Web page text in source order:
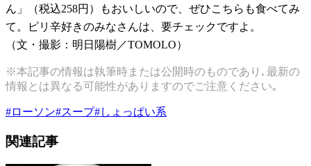
ん」（税込258円）もおいしいので、ぜひこちらも食べてみ
て。ピリ辛好きのみなさんは、要チェックですよ。
（文・撮影：明日陽樹／TOMOLO）
※本記事の情報は執筆時または公開時のものであり､最新の
情報とは異なる可能性がありますのでご注意ください｡
#ローソン#スープ#しょっぱい系
関連記事